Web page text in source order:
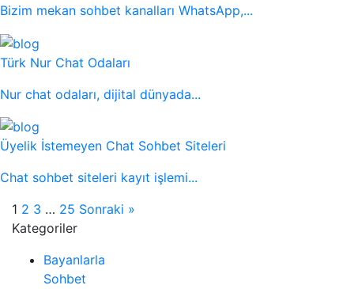
Bizim mekan sohbet kanalları WhatsApp,...
Türk Nur Chat Odaları
Nur chat odaları, dijital dünyada...
Üyelik İstemeyen Chat Sohbet Siteleri
Chat sohbet siteleri kayıt işlemi...
1 2 3 … 25 Sonraki »
Kategoriler
Bayanlarla
Sohbet